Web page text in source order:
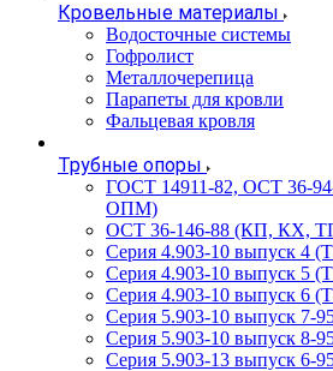
Кровельные материалы
Водосточные системы
Гофролист
Металлочерепица
Парапеты для кровли
Фальцевая кровля
Трубные опоры
ГОСТ 14911-82, ОСТ 36-
ОПМ)
ОСТ 36-146-88 (КП, КХ,
Серия 4.903-10 выпуск 4
Серия 4.903-10 выпуск 5
Серия 4.903-10 выпуск 6
Серия 5.903-10 выпуск 7-
Серия 5.903-10 выпуск 8-
Серия 5.903-13 выпуск 6-